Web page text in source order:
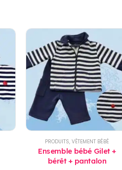
PRODUITS, VÊTEMENT BÉBÉ
Ensemble bébé Gilet +
bérêt + pantalon